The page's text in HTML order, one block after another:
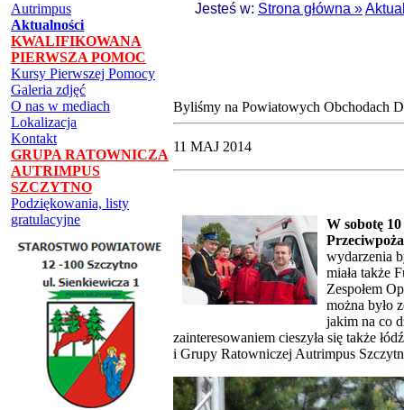
Autrimpus
Aktualności
KWALIFIKOWANA
PIERWSZA POMOC
Kursy Pierwszej Pomocy
Galeria zdjęć
O nas w mediach
Lokalizacja
Kontakt
GRUPA RATOWNICZA
AUTRIMPUS
SZCZYTNO
Podziękowania, listy
gratulacyjne
Jesteś w: Strona główna »
Byliśmy na Powiatowych Obchodach
11 MAJ 2014
W sobotę
wydarzenia
miała także
Zespołem
można było
jakim na co
zainteresowaniem cieszyła się także
i Grupy Ratowniczej Autrimpus